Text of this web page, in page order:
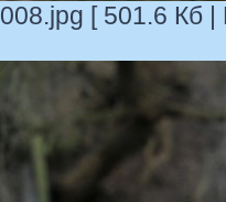
008.jpg [ 501.6 Кб